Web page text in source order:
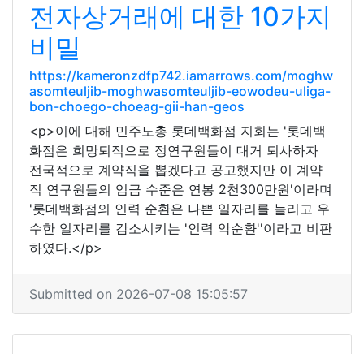
전자상거래에 대한 10가지
비밀
https://kameronzdfp742.iamarrows.com/moghw
asomteuljib-moghwasomteuljib-eowodeu-uliga-
bon-choego-choeag-gii-han-geos
<p>이에 대해 민주노총 롯데백화점 지회는 '롯데백
화점은 희망퇴직으로 정연구원들이 대거 퇴사하자
전국적으로 계약직을 뽑겠다고 공고했지만 이 계약
직 연구원들의 임금 수준은 연봉 2천300만원'이라며
'롯데백화점의 인력 순환은 나쁜 일자리를 늘리고 우
수한 일자리를 감소시키는 '인력 악순환''이라고 비판
하였다.</p>
Submitted on 2026-07-08 15:05:57